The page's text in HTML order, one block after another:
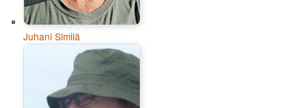
Juhani Similä